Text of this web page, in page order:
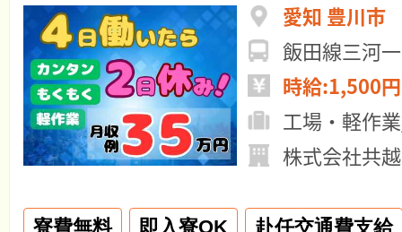
愛知 豊川市
飯田線三河
時給:1,500
工場・軽作
株式会社共
寮費無料 即入寮OK
赴任交通費支給